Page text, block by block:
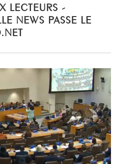
LECTEURS -
NEWS PASSE LE